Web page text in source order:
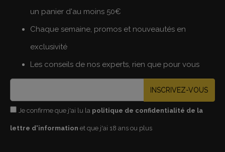
un panier d'au moins 50€
Chaque semaine, promos et nouveautés en
exclusivité
Les conseils de nos experts, rien que pour vous
INSCRIVEZ-VOUS
Je confirme que j'ai lu la politique de confidentialité de la
lettre d'information et que j'ai 18 ans ou plus